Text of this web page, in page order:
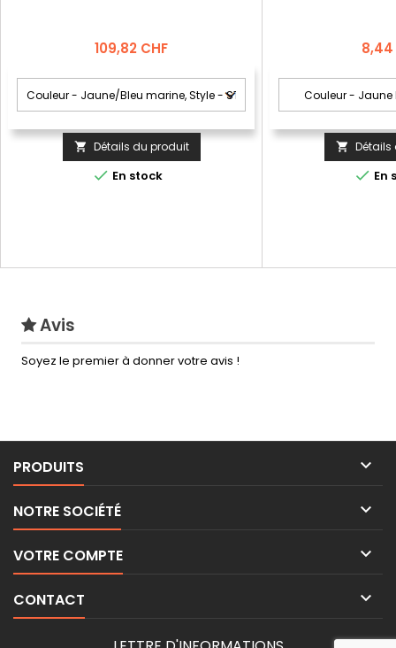
Prix
109,82 CHF
 Détails du produit
 En stock
Prix
8,44
 Détails
 En
Avis
Soyez le premier à donner votre avis !
PRODUITS 
NOTRE SOCIÉTÉ 
VOTRE COMPTE 
CONTACT 